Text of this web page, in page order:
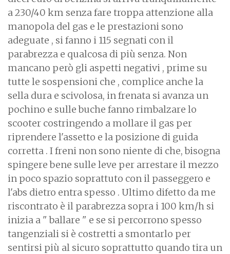
a 230/40 km senza fare troppa attenzione alla
manopola del gas e le prestazioni sono
adeguate , si fanno i 115 segnati con il
parabrezza e qualcosa di più senza. Non
mancano però gli aspetti negativi , prime su
tutte le sospensioni che , complice anche la
sella dura e scivolosa, in frenata si avanza un
pochino e sulle buche fanno rimbalzare lo
scooter costringendo a mollare il gas per
riprendere l'assetto e la posizione di guida
corretta . I freni non sono niente di che, bisogna
spingere bene sulle leve per arrestare il mezzo
in poco spazio soprattuto con il passeggero e
l'abs dietro entra spesso . Ultimo difetto da me
riscontrato è il parabrezza sopra i 100 km/h si
inizia a " ballare " e se si percorrono spesso
tangenziali si è costretti a smontarlo per
sentirsi più al sicuro soprattutto quando tira un